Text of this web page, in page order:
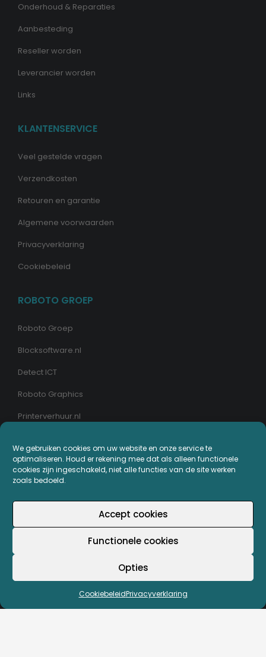
We gebruiken cookies om uw website en onze service te
optimaliseren. Houd er rekening mee dat als alleen functionele
cookies zijn ingeschakeld, niet alle functies van de site werken
zoals bedoeld.
Accept cookies
Functionele cookies
Opties
CookiebeleidPrivacyverklaring
Onderhoud & Reparaties
Aanbesteding
Reseller worden
Leverancier worden
Links
KLANTENSERVICE
Veel gestelde vragen
Verzendkosten
Retouren en garantie
Algemene voorwaarden
Privacyverklaring
Cookiebeleid
ROBOTO GROEP
Roboto Groep
Blocksoftware.nl
Detect ICT
Roboto Graphics
Printerverhuur.nl
MIJN PRINTERPLAZA.NL
Bestellingen
Mijn Printerpunten
Wachtwoord vergeten
© Copyright - Printerplaza.nl